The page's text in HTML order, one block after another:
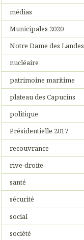
médias
Municipales 2020
Notre Dame des Landes
nucléaire
patrimoine maritime
plateau des Capucins
politique
Présidentielle 2017
recouvrance
rive-droite
santé
sécurité
social
société